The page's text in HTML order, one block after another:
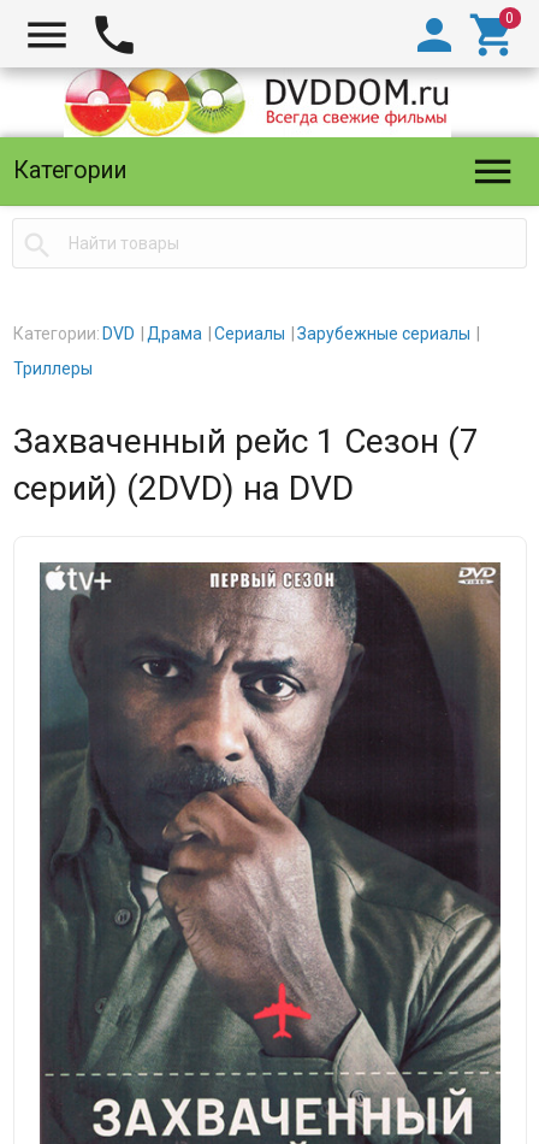
  

Категории 

Категории: DVD Драма Сериалы
Зарубежные сериалы
Триллеры
Захваченный рейс 1 Сезон (7
серий) (2DVD) на DVD